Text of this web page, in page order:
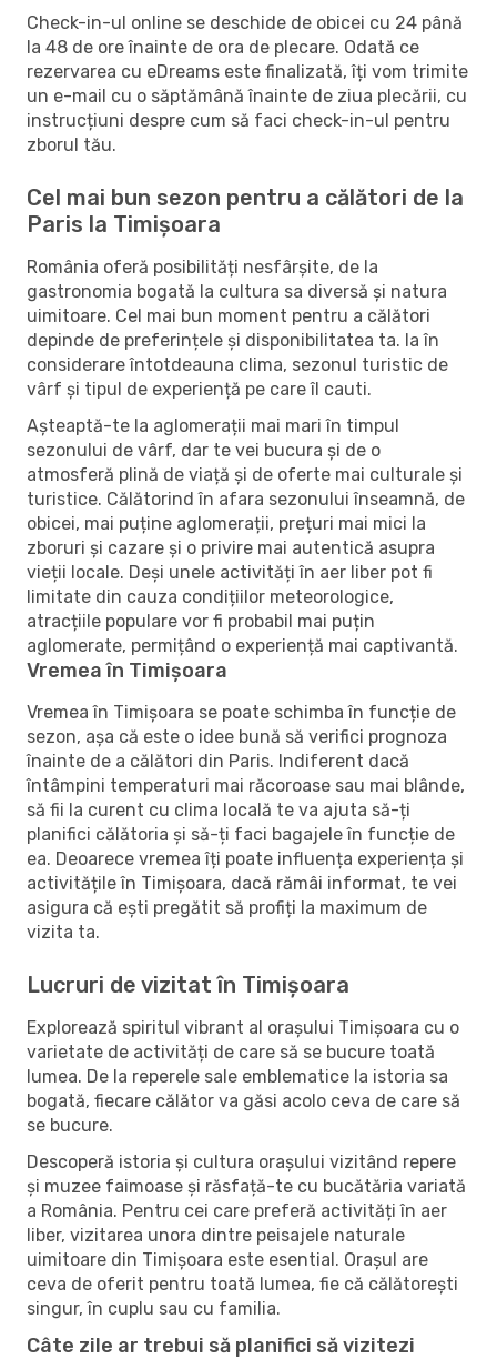
Check-in-ul online se deschide de obicei cu 24 până
la 48 de ore înainte de ora de plecare. Odată ce
rezervarea cu eDreams este finalizată, îți vom trimite
un e-mail cu o săptămână înainte de ziua plecării, cu
instrucțiuni despre cum să faci check-in-ul pentru
zborul tău.
Cel mai bun sezon pentru a călători de la
Paris la Timișoara
România oferă posibilități nesfârșite, de la
gastronomia bogată la cultura sa diversă și natura
uimitoare. Cel mai bun moment pentru a călători
depinde de preferințele și disponibilitatea ta. Ia în
considerare întotdeauna clima, sezonul turistic de
vârf și tipul de experiență pe care îl cauti.
Așteaptă-te la aglomerații mai mari în timpul
sezonului de vârf, dar te vei bucura și de o
atmosferă plină de viață și de oferte mai culturale și
turistice. Călătorind în afara sezonului înseamnă, de
obicei, mai puține aglomerații, prețuri mai mici la
zboruri și cazare și o privire mai autentică asupra
vieții locale. Deși unele activități în aer liber pot fi
limitate din cauza condițiilor meteorologice,
atracțiile populare vor fi probabil mai puțin
aglomerate, permițând o experiență mai captivantă.
Vremea în Timișoara
Vremea în Timișoara se poate schimba în funcție de
sezon, așa că este o idee bună să verifici prognoza
înainte de a călători din Paris. Indiferent dacă
întâmpini temperaturi mai răcoroase sau mai blânde,
să fii la curent cu clima locală te va ajuta să-ți
planifici călătoria și să-ți faci bagajele în funcție de
ea. Deoarece vremea îți poate influența experiența și
activitățile în Timișoara, dacă rămâi informat, te vei
asigura că ești pregătit să profiți la maximum de
vizita ta.
Lucruri de vizitat în Timișoara
Explorează spiritul vibrant al orașului Timișoara cu o
varietate de activități de care să se bucure toată
lumea. De la reperele sale emblematice la istoria sa
bogată, fiecare călător va găsi acolo ceva de care să
se bucure.
Descoperă istoria și cultura orașului vizitând repere
și muzee faimoase și răsfață-te cu bucătăria variată
a România. Pentru cei care preferă activități în aer
liber, vizitarea unora dintre peisajele naturale
uimitoare din Timișoara este esential. Orașul are
ceva de oferit pentru toată lumea, fie că călătorești
singur, în cuplu sau cu familia.
Câte zile ar trebui să planifici să vizitezi